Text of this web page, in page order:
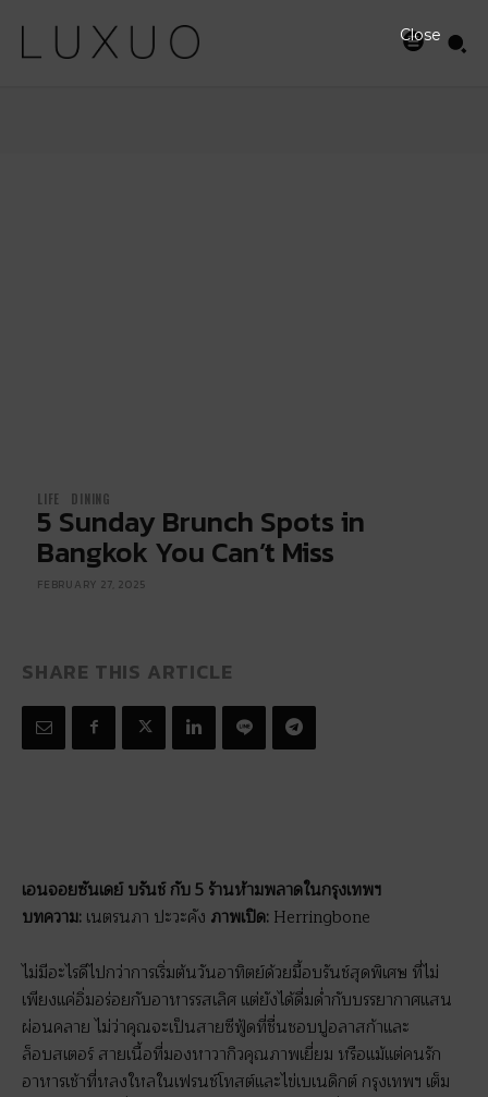
LIFE DINING
5 Sunday Brunch Spots in
Bangkok You Can’t Miss
FEBRUARY 27, 2025
SHARE THIS ARTICLE
เอนจอยซันเดย์ บรันช์ กับ 5 ร้านห้ามพลาดในกรุงเทพฯ
บทความ: เนตรนภา ปะวะคัง ภาพเปิด: Herringbone
ไม่มีอะไรดีไปกว่าการเริ่มต้นวันอาทิตย์ด้วยมื้อบรันช์สุดพิเศษ ที่ไม่
เพียงแค่อิ่มอร่อยกับอาหารรสเลิศ แต่ยังได้ดื่มด่ำกับบรรยากาศแสน
ผ่อนคลาย ไม่ว่าคุณจะเป็นสายซีฟู้ดที่ชื่นชอบปูอลาสก้าและ
ล็อบสเตอร์ สายเนื้อที่มองหาวากิวคุณภาพเยี่ยม หรือแม้แต่คนรัก
อาหารเช้าที่หลงใหลในเฟรนช์โทสต์และไข่เบเนดิกต์ กรุงเทพฯ เต็ม
Close